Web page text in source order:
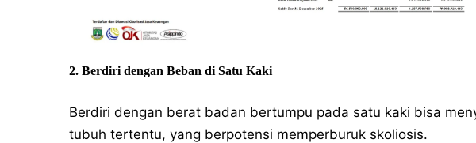
2. Berdiri dengan Beban di Satu Kaki
Berdiri dengan berat badan bertumpu pada satu kaki bisa
tubuh tertentu, yang berpotensi memperburuk skoliosis.